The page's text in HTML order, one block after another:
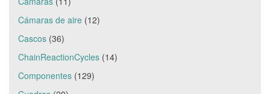
Cámaras de aire (12)
Cascos (36)
ChainReactionCycles (14)
Componentes (129)